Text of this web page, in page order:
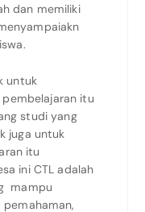
dan memiliki
untuk
itu
studi yang
juga untuk
itu
ini CTL adalah
mampu